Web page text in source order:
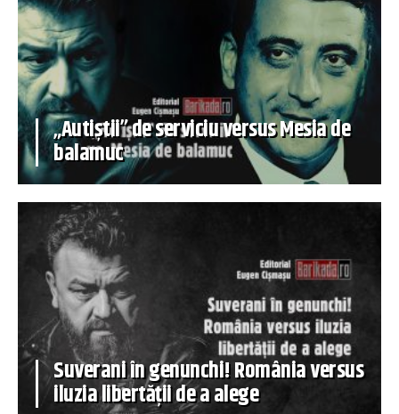
„Autiștii” de serviciu versus Mesia de
balamuc
Suverani în genunchi! România versus
iluzia libertății de a alege